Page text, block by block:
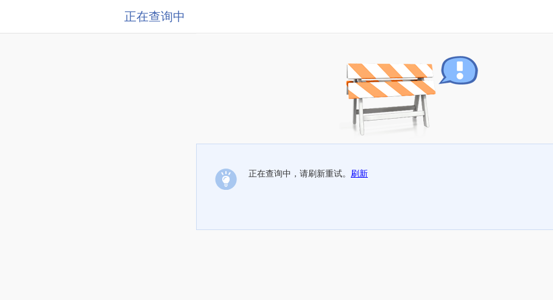
正在查询中
正在查询中，请刷新重试。 刷新